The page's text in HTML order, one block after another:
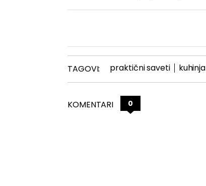
TAGOVI: praktični saveti kuhinja
KOMENTARI 0